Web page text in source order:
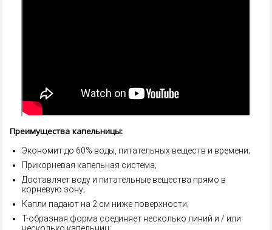
Преимущества капельницы:
Экономит до 60% воды, питательных веществ и времени;
Прикорневая капельная система;
Доставляет воду и питательные вещества прямо в
корневую зону;
Капли падают на 2 см ниже поверхности;
T-образная форма соединяет несколько линий и / или
несколько капельниц;